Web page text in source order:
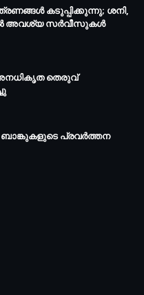
കടുപ്പിക്കുന്നു; ശനി,
അവശ്യ സര്‍വീസുകള്‍
അനധികൃത തെരുവ്
പ്രവർത്തന